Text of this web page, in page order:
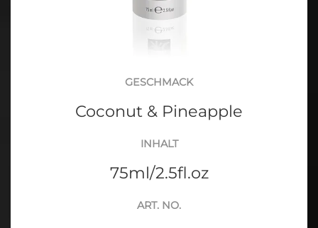
GESCHMACK
Coconut & Pineapple
INHALT
75ml/2.5fl.oz
ART. NO.